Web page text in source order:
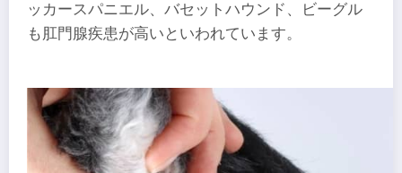
ッカースパニエル、バセットハウンド、ビーグル
も肛門腺疾患が高いといわれています。